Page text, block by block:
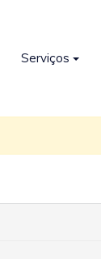
Serviços